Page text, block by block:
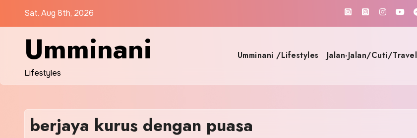
Sat. Aug 8th, 2026
Umminani
Lifestyles
Umminani /Lifestyles Jalan-Jalan/Cuti/Travel
berjaya kurus dengan puasa